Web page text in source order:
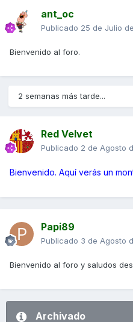
ant_oc
Publicado 25 de Julio
Bienvenido al foro.
2 semanas más tarde...
Red Velvet
Publicado 2 de Agosto
Bienvenido. Aquí verás un
Papi89
Publicado 3 de Agosto
Bienvenido al foro y saludos
Archivado